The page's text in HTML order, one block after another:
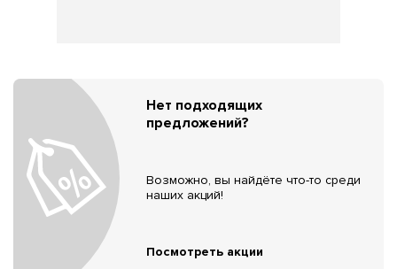
Нет подходящих
предложений?
Возможно, вы найдёте что-то среди
наших акций!
Посмотреть акции